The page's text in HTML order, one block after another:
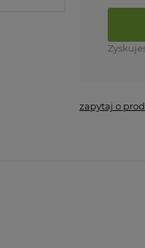
zapytaj o